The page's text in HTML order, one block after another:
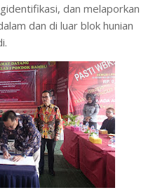
dan melaporkan
dan di luar blok hunian